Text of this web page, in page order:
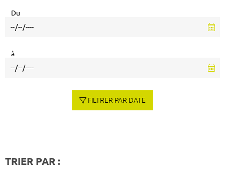
Du
à
FILTRER PAR DATE
TRIER PAR :